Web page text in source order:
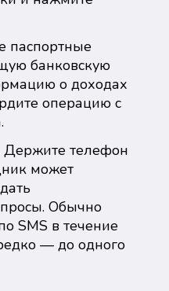
паспортные
банковскую
о доходах
операцию с
телефон
может
Обычно
SMS в течение
— до одного